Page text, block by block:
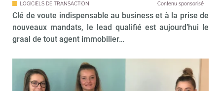
LOGICIELS DE TRANSACTION Contenu sponsorisé
Clé de voute indispensable au business et à la prise de
nouveaux mandats, le lead qualifié est aujourd’hui le
graal de tout agent immobilier…